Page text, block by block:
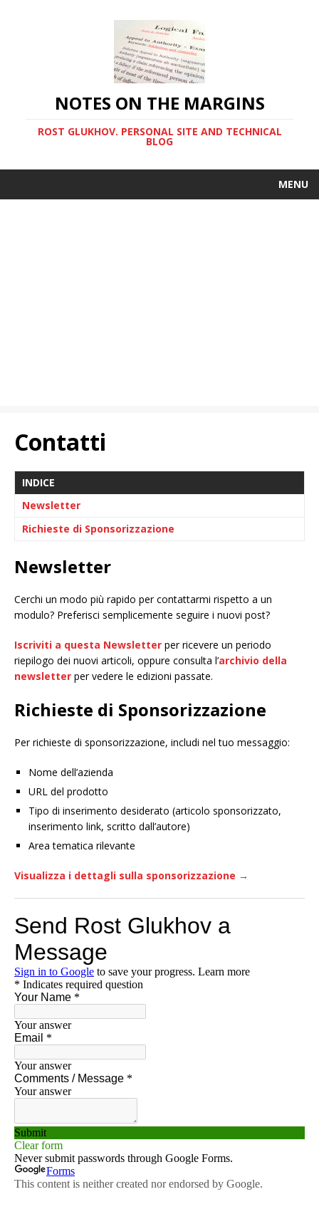
NOTES ON THE MARGINS
ROST GLUKHOV. PERSONAL SITE AND TECHNICAL
BLOG
MENU
Contatti
INDICE
Newsletter
Richieste di Sponsorizzazione
Newsletter
Cerchi un modo più rapido per contattarmi rispetto a un
modulo? Preferisci semplicemente seguire i nuovi post?
Iscriviti a questa Newsletter per ricevere un periodo
riepilogo dei nuovi articoli, oppure consulta l’archivio della
newsletter per vedere le edizioni passate.
Richieste di Sponsorizzazione
Per richieste di sponsorizzazione, includi nel tuo messaggio:
Nome dell’azienda
URL del prodotto
Tipo di inserimento desiderato (articolo sponsorizzato,
inserimento link, scritto dall’autore)
Area tematica rilevante
Visualizza i dettagli sulla sponsorizzazione →